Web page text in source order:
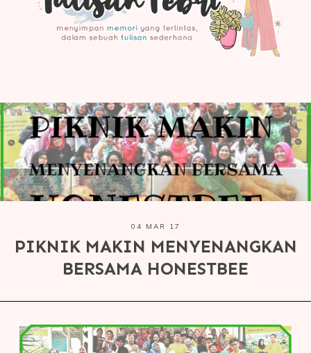
04 MAR 17
PIKNIK MAKIN MENYENANGKAN
BERSAMA HONESTBEE